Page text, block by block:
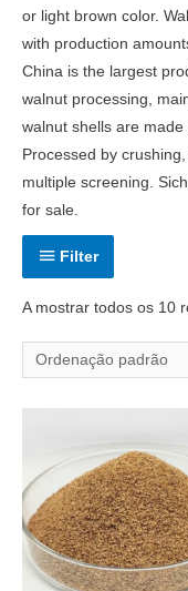
or light brown color.
with production
China is the largest
walnut processing,
walnut shells are
Processed by
multiple screening.
for sale.
Filter
A mostrar todos os 10